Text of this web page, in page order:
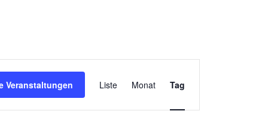
Veranstaltungen
ANSICHTEN-
NAVIGATION
Liste Monat Tag